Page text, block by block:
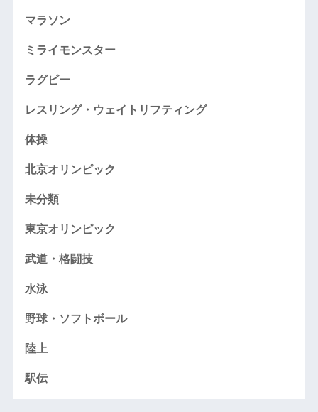
マラソン
ミライモンスター
ラグビー
レスリング・ウェイトリフティング
体操
北京オリンピック
未分類
東京オリンピック
武道・格闘技
水泳
野球・ソフトボール
陸上
駅伝